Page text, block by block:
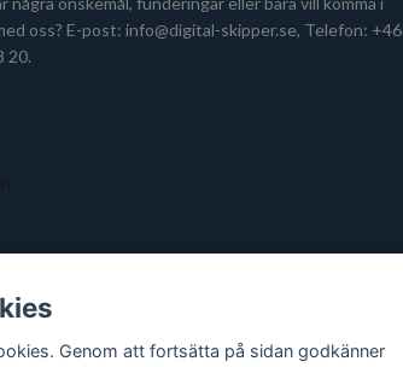
oss? E-post: info@digital-skipper.se, Telefon: +46
20.
Genom att fortsätta på sidan godkänner